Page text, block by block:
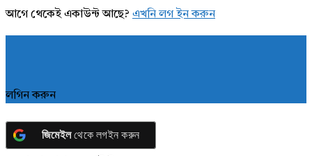
আগে থেকেই একাউন্ট আছে? এখনি লগ ইন করুন
লগিন করুন
জিমেইলথেকে লগইন করুন